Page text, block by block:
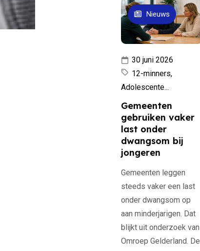
periode
Gemeenten
gebruiken vaker
last onder
dwangsom bij
jongeren
Gemeenten leggen
steeds vaker een last
onder dwangsom op
aan minderjarigen. Dat
blijkt uit onderzoek van
Omroep Gelderland. De
30 juni 2026
12-minners,
Adolescente...
Nieuws